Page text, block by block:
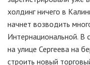
холдинг ничего в
начнет возводить
Интернациональной. В
на улице Сергеева на
строить новый